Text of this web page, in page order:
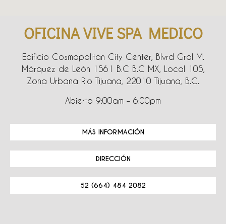
OFICINA VIVE SPA MEDICO
Edificio Cosmopolitan City Center, Blvrd Gral M.
Márquez de León 1561 B.C B.C MX, Local 105,
Zona Urbana Rio Tijuana, 22010 Tijuana, B.C.
Abierto 9:00am – 6:00pm
MÁS INFORMACIÓN
DIRECCIÓN
52 (664) 484 2082